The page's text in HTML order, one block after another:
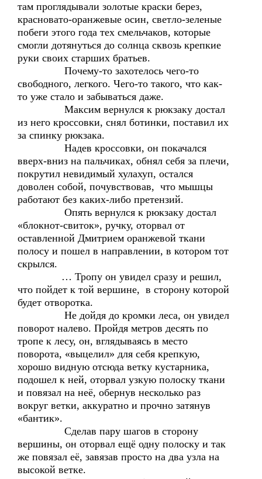
там проглядывали золотые краски берез,
красновато-оранжевые осин, светло-зеленые
побеги этого года тех смельчаков, которые
смогли дотянуться до солнца сквозь крепкие
руки своих старших братьев.
Почему-то захотелось чего-то
свободного, легкого. Чего-то такого, что как-
то уже стало и забываться даже.
Максим вернулся к рюкзаку достал
из него кроссовки, снял ботинки, поставил их
за спинку рюкзака.
Надев кроссовки, он покачался
вверх-вниз на пальчиках, обнял себя за плечи,
покрутил невидимый хулахуп, остался
доволен собой, почувствовав, что мышцы
работают без каких-либо претензий.
Опять вернулся к рюкзаку достал
«блокнот-свиток», ручку, оторвал от
оставленной Дмитрием оранжевой ткани
полосу и пошел в направлении, в котором тот
скрылся.
… Тропу он увидел сразу и решил,
что пойдет к той вершине, в сторону которой
будет отворотка.
Не дойдя до кромки леса, он увидел
поворот налево. Пройдя метров десять по
тропе к лесу, он, вглядываясь в место
поворота, «выцелил» для себя крепкую,
хорошо видную отсюда ветку кустарника,
подошел к ней, оторвал узкую полоску ткани
и повязал на неё, обернув несколько раз
вокруг ветки, аккуратно и прочно затянув
«бантик».
Сделав пару шагов в сторону
вершины, он оторвал ещё одну полоску и так
же повязал её, завязав просто на два узла на
высокой ветке.